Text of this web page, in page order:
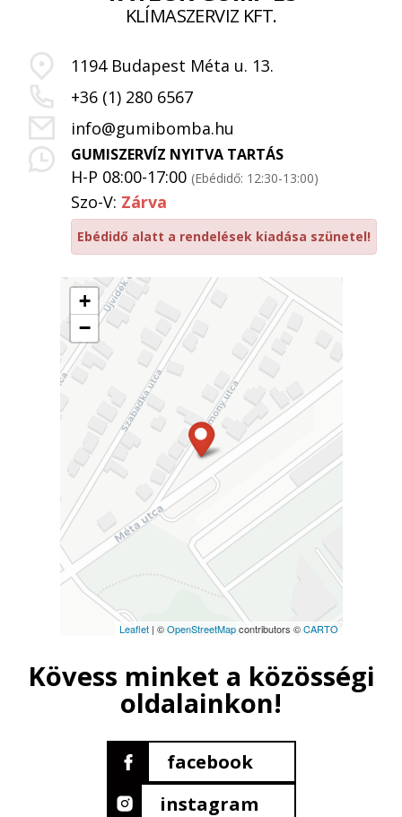
+
−
Leaflet| ©OpenStreetMapcontributors ©CARTO
KLÍMASZERVIZ KFT.
1194 Budapest Méta u. 13.
+36 (1) 280 6567
info@gumibomba.hu
GUMISZERVÍZ NYITVA TARTÁS
H-P 08:00-17:00 (Ebédidő: 12:30-13:00)
Szo-V: Zárva
Ebédidő alatt a rendelések kiadása szünetel!
Kövess minket a közösségi
oldalainkon!
facebook
instagram